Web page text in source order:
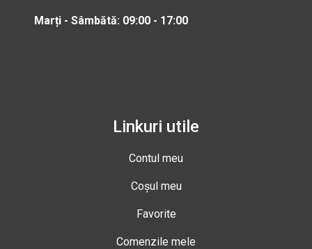
Marți - Sâmbătă: 09:00 - 17:00
Linkuri utile
Contul meu
Coșul meu
Favorite
Comenzile mele